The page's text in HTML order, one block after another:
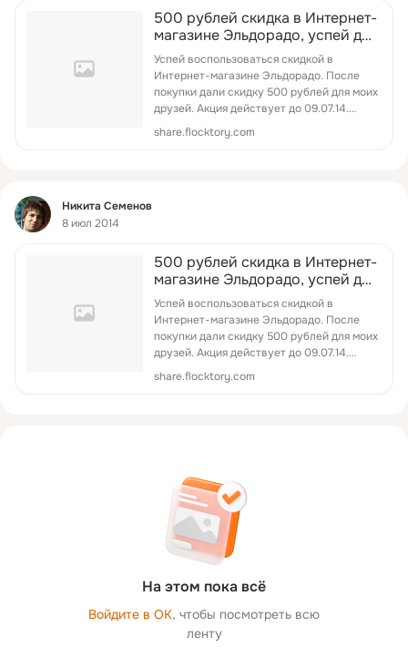
500 рублей скидка в Интернет-
магазине Эльдорадо, успей до
09.07.14!
Успей воспользоваться скидкой в
Интернет-магазине Эльдорадо. После
покупки дали скидку 500 рублей для моих
друзей. Акция действует до 09.07.14.
Пользуйтесь!
share.flocktory.com
Фид
Никита Семенов
8 июл 2014
500 рублей скидка в Интернет-
магазине Эльдорадо, успей до
09.07.14!
Успей воспользоваться скидкой в
Интернет-магазине Эльдорадо. После
покупки дали скидку 500 рублей для моих
друзей. Акция действует до 09.07.14.
Пользуйтесь!
share.flocktory.com
На этом пока всё
Войдите в ОК, чтобы посмотреть всю
ленту